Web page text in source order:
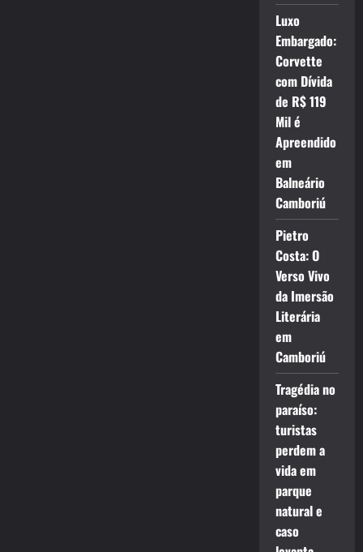
Luxo
Embargado:
Corvette
com Dívida
de R$ 119
Mil é
Apreendido
em
Balneário
Camboriú
Pietro
Costa: O
Verso Vivo
da Imersão
Literária
em
Camboriú
Tragédia no
paraíso:
turistas
perdem a
vida em
parque
natural e
caso